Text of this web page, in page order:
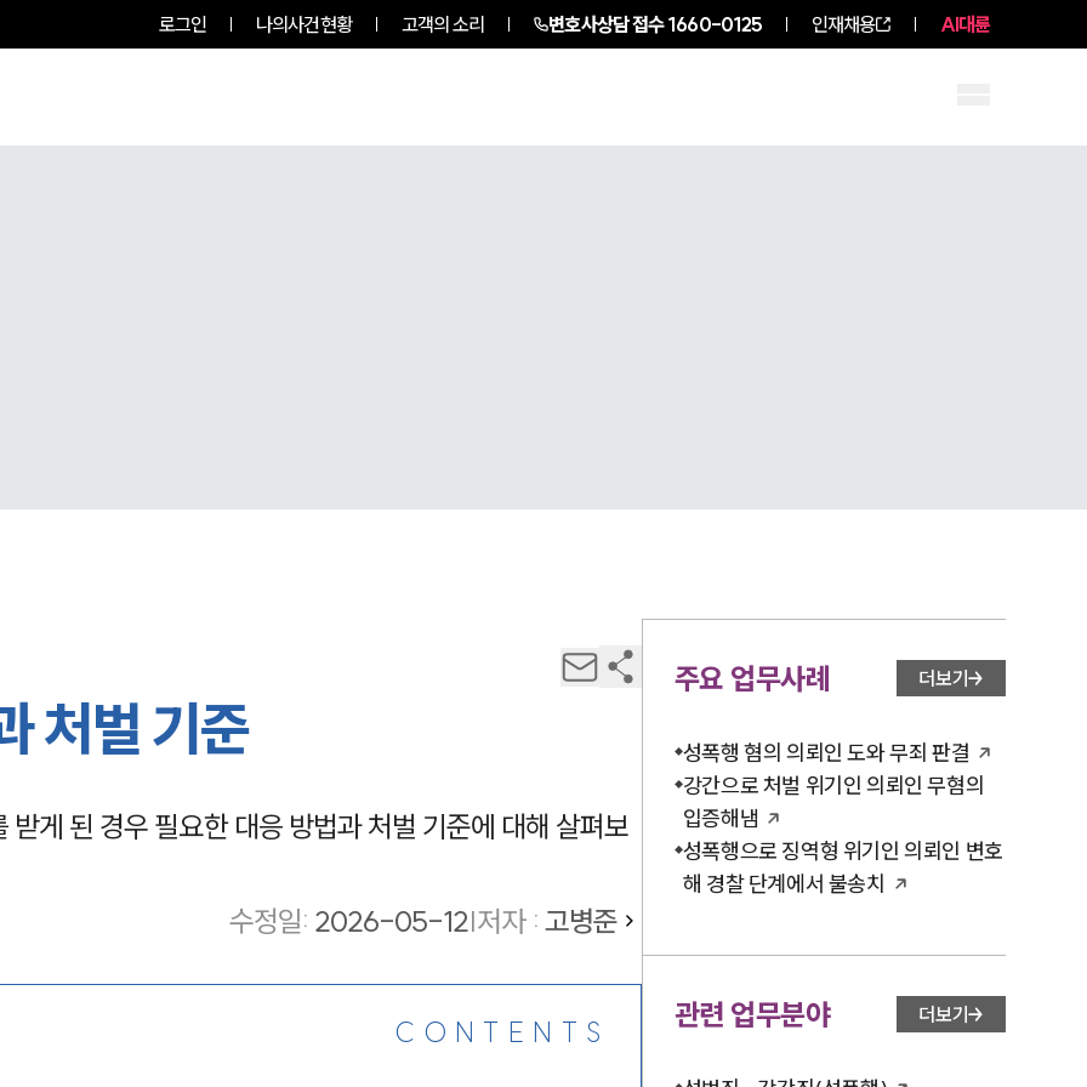
로그인 나의사건현황 고객의 소리 변호사상담 접수1660-0125 인재채용 AI대륜
처벌 기준
게 된 경우 필요한 대응 방법과 처벌 기준에 대해 살펴보
수정일: 2026-05-12|저자 : 고병준
CONTENTS
주요 업무사례 더보기
성폭행 혐의 의뢰인 도와 무죄 판결
강간으로 처벌 위기인 의뢰인 무혐의
입증해냄
성폭행으로 징역형 위기인 의뢰인 변호
해 경찰 단계에서 불송치
관련 업무분야 더보기